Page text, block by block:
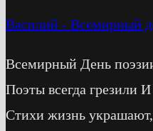
Василий - Всемирный
Всемирный День
Поэты всегда грезили
Стихи жизнь